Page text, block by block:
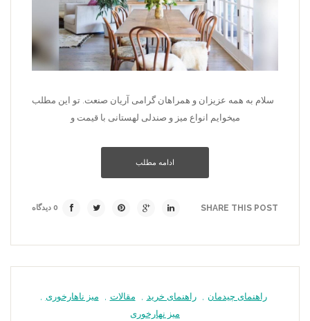
سلام به همه عزیزان و همراهان گرامی آریان صنعت. تو این مطلب
میخوایم انواع میز و صندلی لهستانی با قیمت و
ادامه مطلب
SHARE THIS POST 0 دیدگاه
راهنمای چیدمان , راهنمای خرید , مقالات , میز ناهارخوری ,
میز نهارخوری